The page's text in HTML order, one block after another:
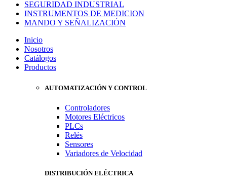
SEGURIDAD INDUSTRIAL
INSTRUMENTOS DE MEDICION
MANDO Y SEÑALIZACIÓN
Inicio
Nosotros
Catálogos
Productos
AUTOMATIZACIÓN Y CONTROL
Controladores
Motores Eléctricos
PLCs
Relés
Sensores
Variadores de Velocidad
DISTRIBUCIÓN ELÉCTRICA